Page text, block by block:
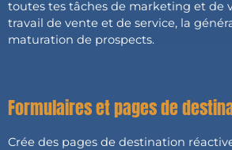
toutes tes tâches de marketing et de
travail de vente et de service, la
maturation de prospects.
Formulaires et pages de
Crée des pages de destination